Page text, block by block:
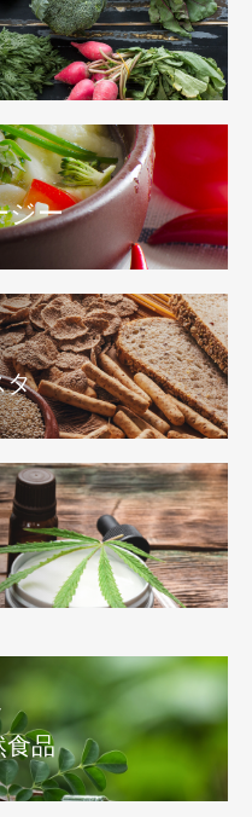
ジー
タ
食品